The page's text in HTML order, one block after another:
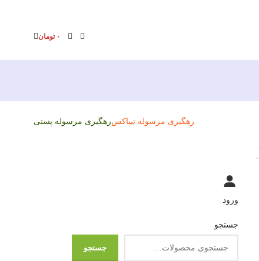
۰ تومان
رهگیری مرسوله تیپاکسرهگیری مرسوله پستی
ورود
جستجو
جستجو